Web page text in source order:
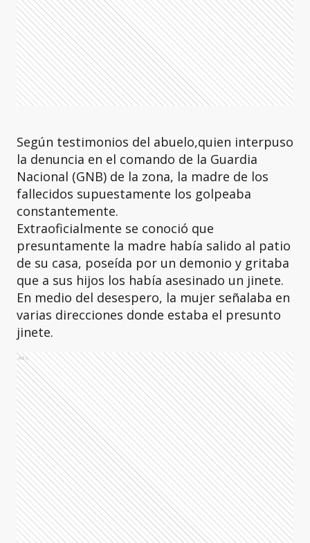
Según testimonios del abuelo,quien interpuso
la denuncia en el comando de la Guardia
Nacional (GNB) de la zona, la madre de los
fallecidos supuestamente los golpeaba
constantemente.
Extraoficialmente se conoció que
presuntamente la madre había salido al patio
de su casa, poseída por un demonio y gritaba
que a sus hijos los había asesinado un jinete.
En medio del desespero, la mujer señalaba en
varias direcciones donde estaba el presunto
jinete.
Ads